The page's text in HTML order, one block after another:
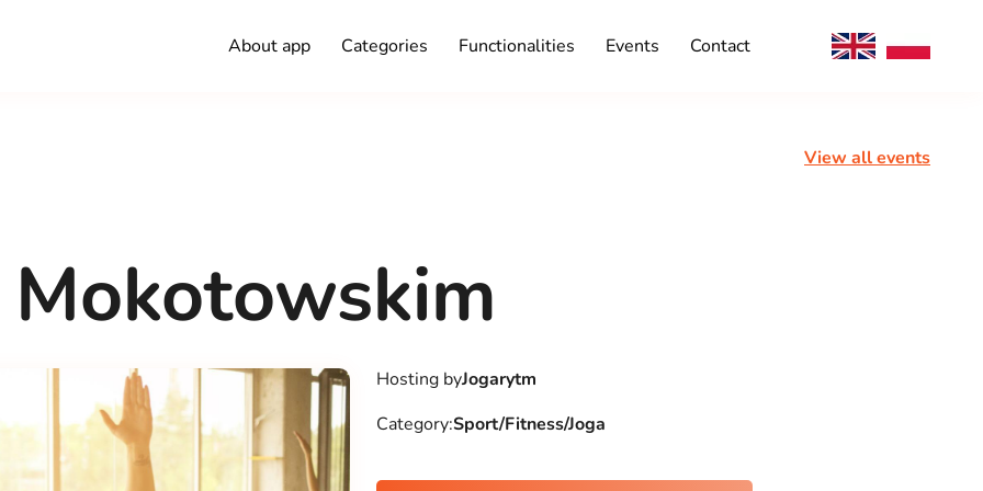
About app Categories Functionalities Events Contact
View all events
Hosting byJogarytm
Category:Sport/Fitness/Joga